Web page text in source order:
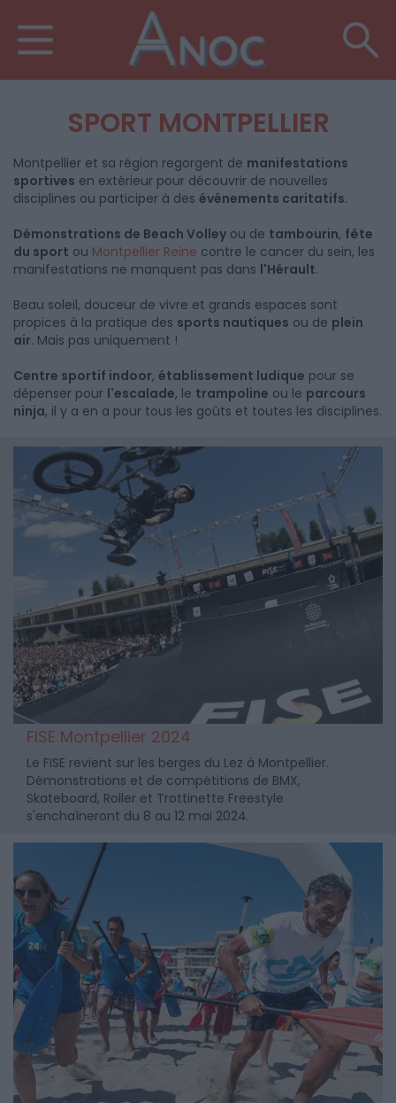
SPORT MONTPELLIER
Montpellier et sa région regorgent de manifestations
sportives en extérieur pour découvrir de nouvelles
disciplines ou participer à des événements caritatifs.
Démonstrations de Beach Volley ou de tambourin, fête
du sport ou Montpellier Reine contre le cancer du sein, les
manifestations ne manquent pas dans l'Hérault.
Beau soleil, douceur de vivre et grands espaces sont
propices à la pratique des sports nautiques ou de plein
air. Mais pas uniquement !
Centre sportif indoor, établissement ludique pour se
dépenser pour l'escalade, le trampoline ou le parcours
ninja, il y a en a pour tous les goûts et toutes les disciplines.
FISE Montpellier 2024
Le FISE revient sur les berges du Lez à Montpellier.
Démonstrations et de compétitions de BMX,
Skateboard, Roller et Trottinette Freestyle
s'enchaîneront du 8 au 12 mai 2024.